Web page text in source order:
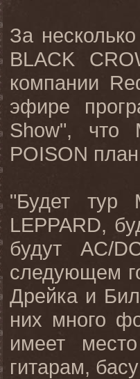
За
BLACK
компании
эфире
Show", что
POISON
"Будет тур
LEPPARD,
будут AC/
следующем
Дрейка и
них много
имеет
гитарам,